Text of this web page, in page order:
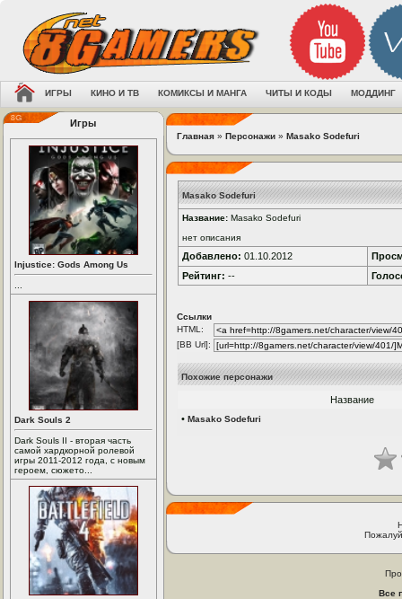
ИГРЫ КИНО И ТВ КОМИКСЫ И МАНГА ЧИТЫ И КОДЫ МОДДИНГ
Игры
Injustice: Gods Among Us
Dark Souls 2
Dark Souls II - вторая часть
самой хардкорной ролевой
игры 2011-2012 года, с новым
героем, сюжето...
Главная » Персонажи » Masako Sodefuri
Masako Sodefuri
Название: Masako Sodefuri
нет описания
Добавлено: 01.10.2012
Рейтинг: --
Ссылки
HTML:
[BB Url]:
Похожие персонажи
Название
• Masako Sodefuri
Все